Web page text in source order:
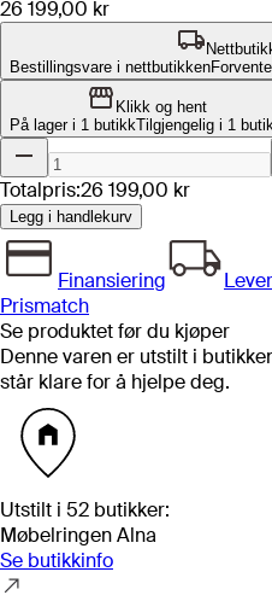
26 199,00 kr
Bestillingsvare i nettbutikken
Klikk og hent
På lager i 1 butikkTilgjengelig i 1
Totalpris:26 199,00 kr
Legg i handlekurv
Finansiering
Prismatch
Se produktet før du kjøper
Denne varen er utstilt i
står klare for å hjelpe deg.
Utstilt i 52 butikker:
Møbelringen Alna
Se butikkinfo